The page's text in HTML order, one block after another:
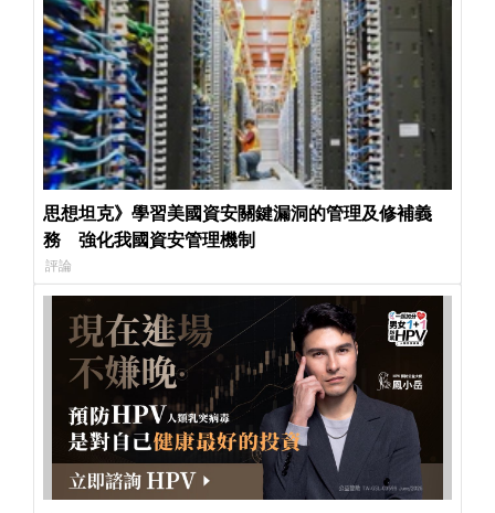
思想坦克》學習美國資安關鍵漏洞的管理及修補義
務 強化我國資安管理機制
評論